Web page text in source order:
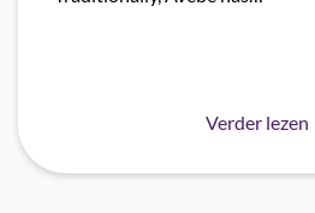
Verder lezen